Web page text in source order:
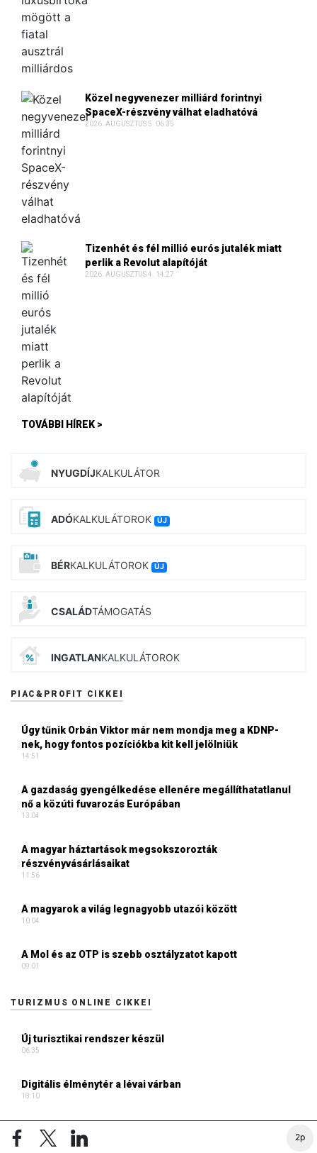
2p
Közel negyvenezer milliárd forintnyi
SpaceX-részvény válhat eladhatóvá
2026. AUGUSZTUS 5. 06:35
Tizenhét és fél millió eurós jutalék miatt
perlik a Revolut alapítóját
2026. AUGUSZTUS 4. 14:27
TOVÁBBI HÍREK >
NYUGDÍJKALKULÁTOR
ADÓKALKULÁTOROK ÚJ
BÉRKALKULÁTOROK ÚJ
CSALÁDTÁMOGATÁS
INGATLANKALKULÁTOROK
PIAC&PROFIT CIKKEI
Úgy tűnik Orbán Viktor már nem mondja meg a KDNP-
nek, hogy fontos pozíciókba kit kell jelölniük
14:51
A gazdaság gyengélkedése ellenére megállíthatatlanul
nő a közúti fuvarozás Európában
13:04
A magyar háztartások megsokszorozták
részvényvásárlásaikat
11:56
A magyarok a világ legnagyobb utazói között
10:04
A Mol és az OTP is szebb osztályzatot kapott
09:01
TURIZMUS ONLINE CIKKEI
Új turisztikai rendszer készül
06:35
Digitális élménytér a lévai várban
18:10
Vaddisznó a metróban???